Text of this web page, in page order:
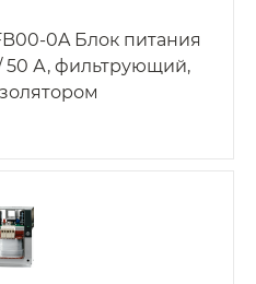
0A Блок питания
50 А, фильтрующий,